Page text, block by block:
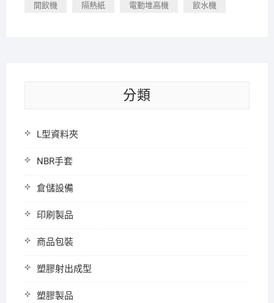
開飲機 隔熱紙 電動堆高機 飲水機
分類
L型資料夾
NBR手套
倉儲設備
印刷製品
商品包裝
塑膠射出成型
塑膠製品